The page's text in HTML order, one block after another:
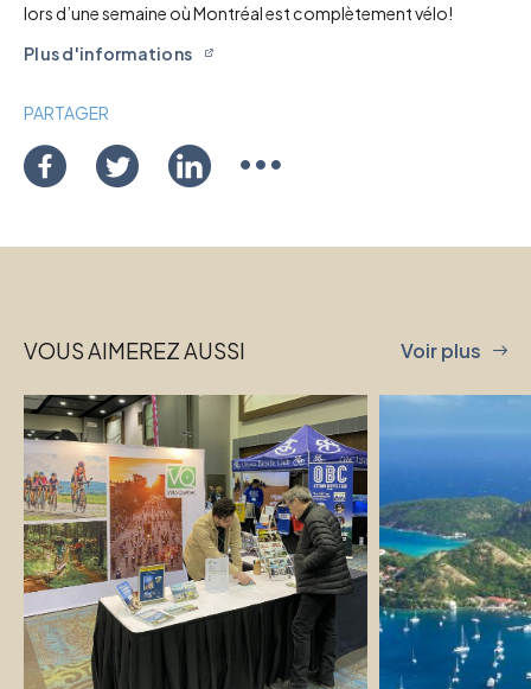
lors d’une semaine où Montréal est complètement vélo!
Plus d'informations
PARTAGER
VOUS AIMEREZ AUSSI Voir plus